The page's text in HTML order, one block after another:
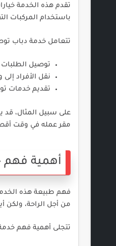
تقدم هذه الخدمة
باستخدام المركبات
تتعامل خدمة دباب
توصيل
نقل الأفراد
تقديم خدمات
على سبيل المثال، قد
مقر عمله في وقت
أهمية فهم
فهم طبيعة هذه
من أجل الراحة، ولكن
تتجلى أهمية فهم